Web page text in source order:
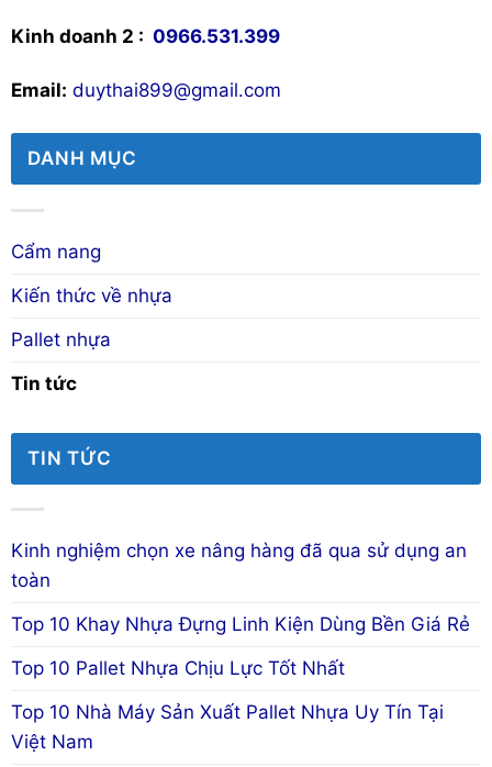
Kinh doanh 2 : 0966.531.399
Email: duythai899@gmail.com
DANH MỤC
Cẩm nang
Kiến thức về nhựa
Pallet nhựa
Tin tức
TIN TỨC
Kinh nghiệm chọn xe nâng hàng đã qua sử dụng an
toàn
Top 10 Khay Nhựa Đựng Linh Kiện Dùng Bền Giá Rẻ
Top 10 Pallet Nhựa Chịu Lực Tốt Nhất
Top 10 Nhà Máy Sản Xuất Pallet Nhựa Uy Tín Tại
Việt Nam